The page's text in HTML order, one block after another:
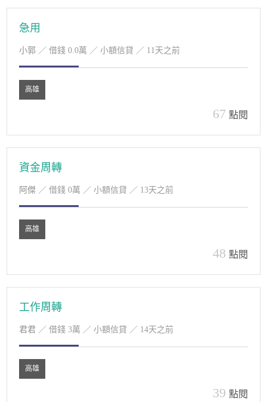
急用
小郭 ／ 借錢 0.0萬 ／ 小額信貸 ／ 11天之前
高雄
67 點閱
資金周轉
阿傑 ／ 借錢 0萬 ／ 小額信貸 ／ 13天之前
高雄
48 點閱
工作周轉
君君 ／ 借錢 3萬 ／ 小額信貸 ／ 14天之前
高雄
39 點閱